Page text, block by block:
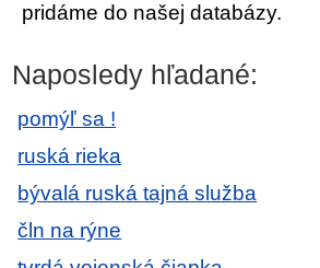
pridáme do našej databázy.
Naposledy hľadané:
pomýľ sa !
ruská rieka
bývalá ruská tajná služba
čln na rýne